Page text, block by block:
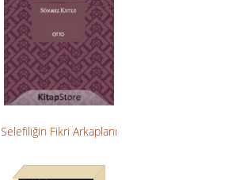
Selefiliğin Fikri Arkaplanı